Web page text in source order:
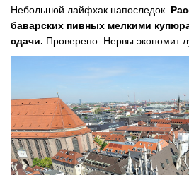
Небольшой лайфхак напоследок.
баварских пивных мелкими
сдачи. Проверено. Нервы экономит